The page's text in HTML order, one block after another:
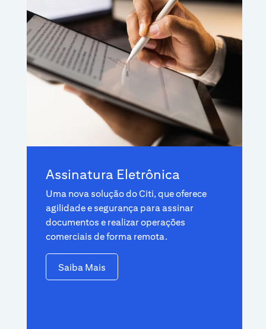
Assinatura Eletrônica
Uma nova solução do Citi, que oferece
agilidade e segurança para assinar
documentos e realizar operações
comerciais de forma remota.
Saiba Mais